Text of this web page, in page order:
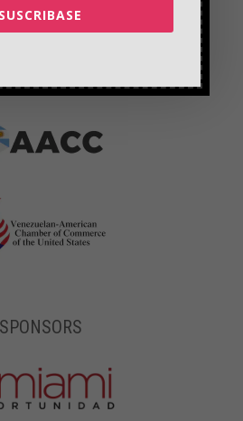
SPONSORS
SUSCRIBASE